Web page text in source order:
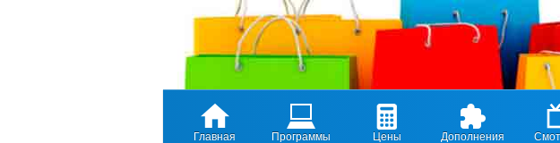
Главная Программы Цены Дополнения